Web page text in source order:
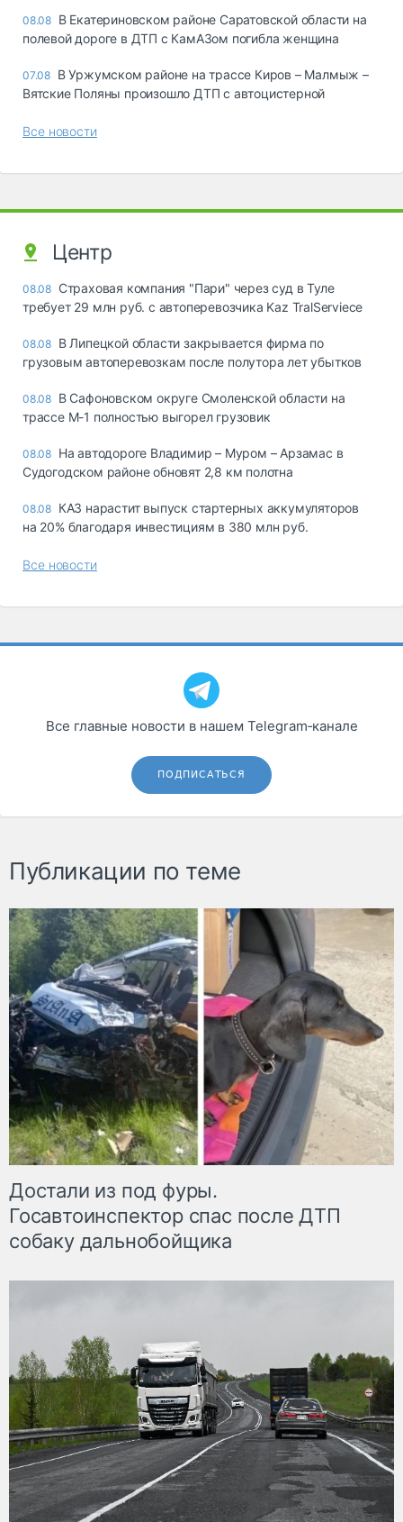
08.08 В Екатериновском районе Саратовской области на
полевой дороге в ДТП с КамАЗом погибла женщина
07.08 В Уржумском районе на трассе Киров – Малмыж –
Вятские Поляны произошло ДТП с автоцистерной
Все новости
Центр
08.08 Страховая компания "Пари" через суд в Туле
требует 29 млн руб. с автоперевозчика Kaz TralServiece
08.08 В Липецкой области закрывается фирма по
грузовым автоперевозкам после полутора лет убытков
08.08 В Сафоновском округе Смоленской области на
трассе М-1 полностью выгорел грузовик
08.08 На автодороге Владимир – Муром – Арзамас в
Судогодском районе обновят 2,8 км полотна
08.08 КАЗ нарастит выпуск стартерных аккумуляторов
на 20% благодаря инвестициям в 380 млн руб.
Все новости
Все главные новости в нашем Telegram‑канале
ПОДПИСАТЬСЯ
Публикации по теме
Достали из под фуры.
Госавтоинспектор спас после ДТП
собаку дальнобойщика